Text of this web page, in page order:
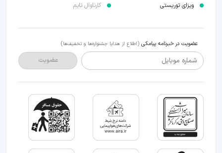
ویزای توریستی
کارناوال تایم
عضویت در خبرنامه پیامکی (اطلاع از هدایا جشنواره‌ها و تخفیف‌ها)
شماره موبایل عضویت